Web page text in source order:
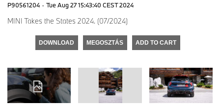
P90561204 · Tue Aug 27 15:43:40 CEST 2024
MINI Takes the States 2024. (07/2024)
DOWNLOAD MEGOSZTÁS ADD TO CART